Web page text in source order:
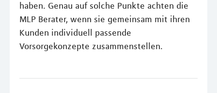
haben. Genau auf solche Punkte achten die
MLP Berater, wenn sie gemeinsam mit ihren
Kunden individuell passende
Vorsorgekonzepte zusammenstellen.